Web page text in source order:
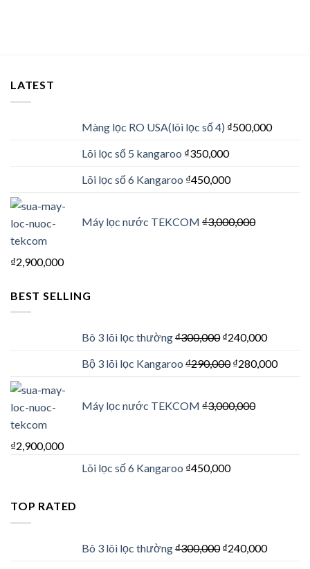
LATEST
Màng lọc RO USA(lõi lọc số 4) ₫500,000
Lõi lọc số 5 kangaroo ₫350,000
Lõi lọc số 6 Kangaroo ₫450,000
Máy lọc nước TEKCOM ₫3,000,000
₫2,900,000
BEST SELLING
Bô 3 lõi lọc thường₫300,000 ₫240,000
Bộ 3 lõi lọc Kangaroo ₫290,000 ₫280,000
Máy lọc nước TEKCOM ₫3,000,000
₫2,900,000
Lõi lọc số 6 Kangaroo ₫450,000
TOP RATED
Bô 3 lõi lọc thường₫300,000 ₫240,000